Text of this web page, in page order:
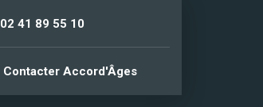
02 41 89 55 10
Contacter Accord'Âges